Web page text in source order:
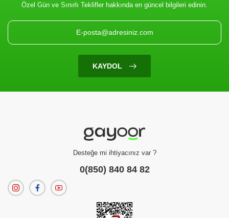
Filtrenize Uygun
Ürün Bulunamadı
filtrelerinizi temizleyebilirsiniz.
Özel Gün ve Sınırlı Teklifler hakkında en güncel bilgileri edinin.
KAYDOL
Desteğe mi ihtiyacınız var ?
0(850) 840 84 82